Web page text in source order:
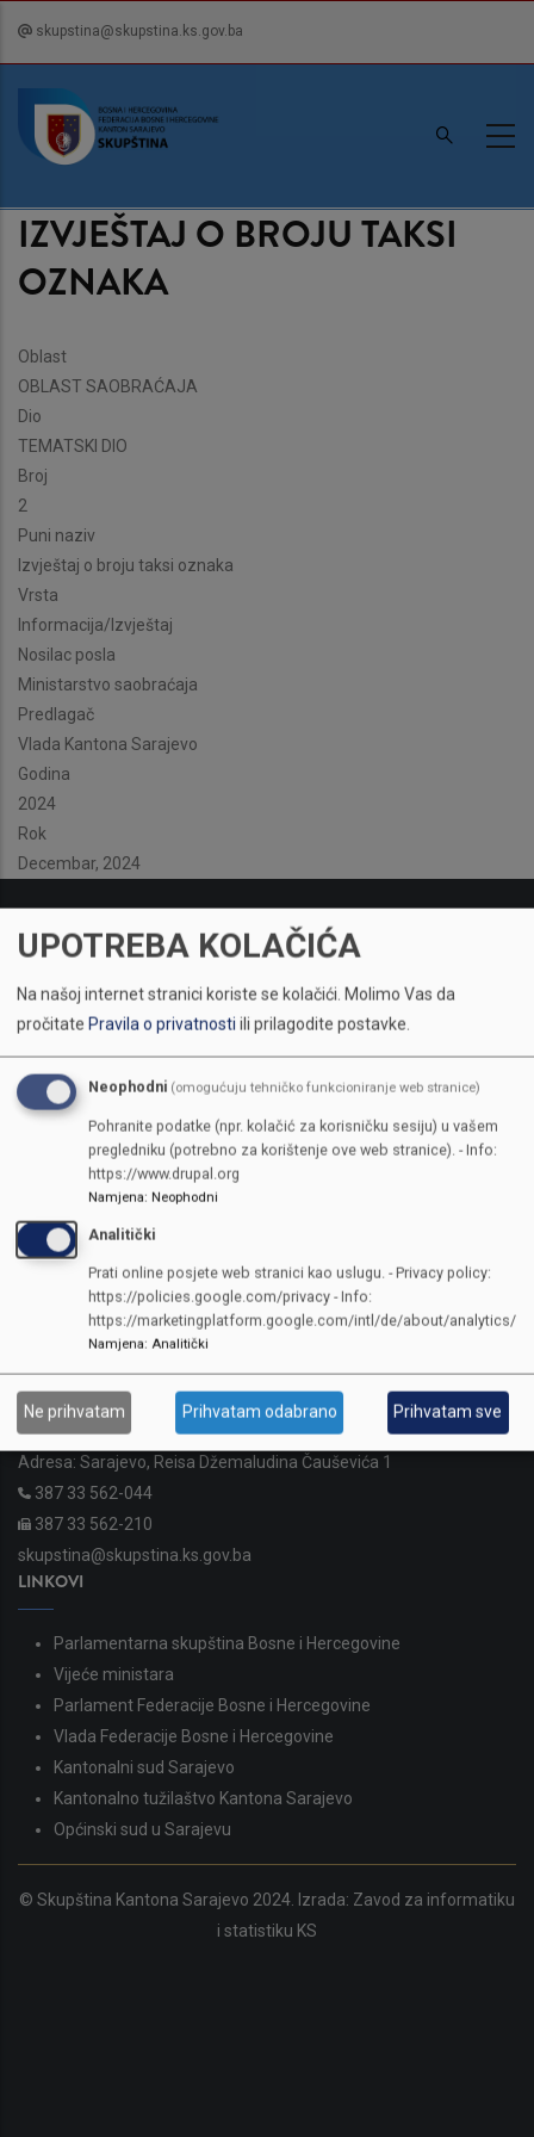
content
skupstina@skupstina.ks.gov.ba
IZVJEŠTAJ O BROJU TAKSI
OZNAKA
Oblast
OBLAST SAOBRAĆAJA
Dio
TEMATSKI DIO
Broj
2
Puni naziv
Izvještaj o broju taksi oznaka
Vrsta
Informacija/Izvještaj
Nosilac posla
Ministarstvo saobraćaja
Predlagač
Vlada Kantona Sarajevo
Godina
2024
Rok
Decembar, 2024
KONTAKTI
SKUPŠTINA
Adresa: Sarajevo, Reisa Džemaludina Čauševića 1
387 33 562-044
387 33 562-210
skupstina@skupstina.ks.gov.ba
LINKOVI
Parlamentarna skupština Bosne i Hercegovine
Vijeće ministara
Parlament Federacije Bosne i Hercegovine
Vlada Federacije Bosne i Hercegovine
Kantonalni sud Sarajevo
Kantonalno tužilaštvo Kantona Sarajevo
Općinski sud u Sarajevu
© Skupština Kantona Sarajevo 2024. Izrada: Zavod za informatiku
i statistiku KS
UPOTREBA KOLAČIĆA
Na našoj internet stranici koriste se kolačići. Molimo Vas da
pročitate Pravila o privatnostiili prilagodite postavke.
Neophodni (omogućuju tehničko funkcioniranje web stranice)
Pohranite podatke (npr. kolačić za korisničku sesiju) u vašem
pregledniku (potrebno za korištenje ove web stranice). - Info:
https://www.drupal.org
Namjena: Neophodni
Analitički
Prati online posjete web stranici kao uslugu. - Privacy policy:
https://policies.google.com/privacy - Info:
https://marketingplatform.google.com/intl/de/about/analytics/
Namjena: Analitički
Ne prihvatam Prihvatam odabrano Prihvatam sve